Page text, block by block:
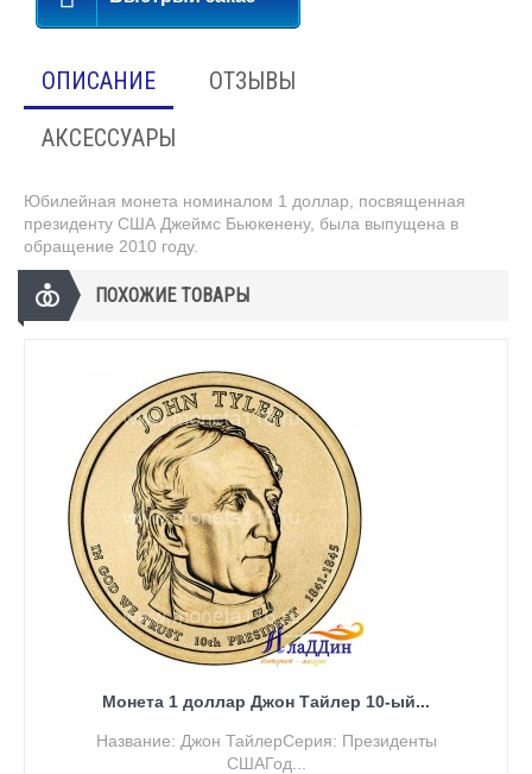
ОПИСАНИЕ
ОТЗЫВЫ
АКСЕССУАРЫ
Юбилейная монета номиналом 1 доллар, посвященная
президенту США Джеймс Бьюкенену, была выпущена в
обращение 2010 году.
ПОХОЖИЕ ТОВАРЫ
Монета 1 доллар Джон Тайлер 10-ый...
Название: Джон ТайлерСерия: Президенты
СШАГод...